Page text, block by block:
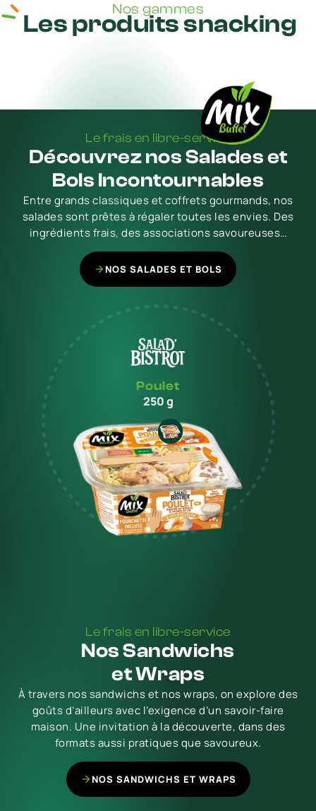
Nos gammes
Les produits snacking
Le frais en libre-service
Découvrez nos Salades et
Bols Incontournables
Entre grands classiques et coffrets gourmands, nos
salades sont prêtes à régaler toutes les envies. Des
ingrédients frais, des associations savoureuses…
NOS SALADES ET BOLS
Poulet
250 g
Le frais en libre-service
Nos Sandwichs
et Wraps
À travers nos sandwichs et nos wraps, on explore des
goûts d’ailleurs avec l’exigence d’un savoir-faire
maison. Une invitation à la découverte, dans des
formats aussi pratiques que savoureux.
NOS SANDWICHS ET WRAPS